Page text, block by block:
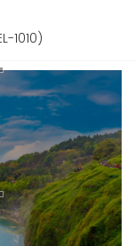
1010)